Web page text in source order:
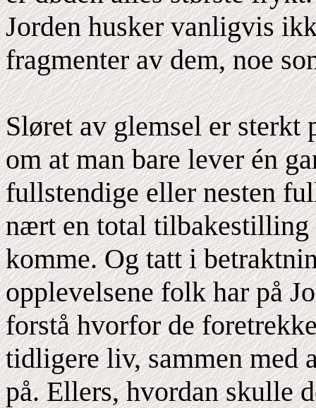
Jorden husker vanligvis
fragmenter av dem, noe
Sløret av glemsel er sterkt
om at man bare lever én
fullstendige eller nesten
nært en total tilbakestilling
komme. Og tatt i
opplevelsene folk har på
forstå hvorfor de
tidligere liv, sammen med
på. Ellers, hvordan skulle